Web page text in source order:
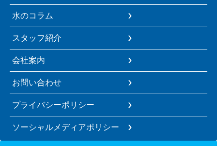
水のコラム
スタッフ紹介
会社案内
お問い合わせ
プライバシーポリシー
ソーシャルメディアポリシー